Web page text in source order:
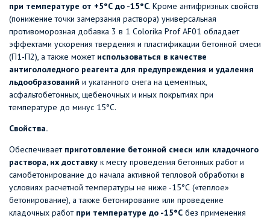
при температуре от +5°С до -15°С. Кроме антифризных свойств
(понижение точки замерзания раствора) универсальная
противоморозная добавка 3 в 1 Colorika Prof AF01 обладает
эффектами ускорения твердения и пластификации бетонной смеси
(П1-П2), а также может использоваться в качестве
антигололедного реагента для предупреждения и удаления
льдообразований и укатанного снега на цементных,
асфальтобетонных, щебеночных и иных покрытиях при
температуре до минус 15°С.
Свойства.
Обеспечивает приготовление бетонной смеси или кладочного
раствора, их доставку к месту проведения бетонных работ и
самобетонирование до начала активной тепловой обработки в
условиях расчетной температуры не ниже -15°С («теплое»
бетонирование), а также бетонирование или проведение
кладочных работ при температуре до -15°С без применения